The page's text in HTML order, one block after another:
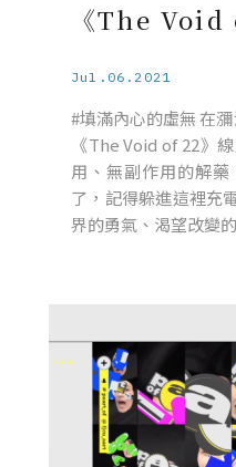
《The Void
Jul.06.2021
#填滿內心的虛無 在
《The Void of 22》
用、無副作用的解
了，記得躲進這裡充
界的勇氣、渴望改變